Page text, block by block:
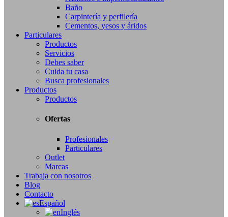
Baño
Carpintería y perfilería
Cementos, yesos y áridos
Particulares
Productos
Servicios
Debes saber
Cuida tu casa
Busca profesionales
Productos
Productos
Ofertas
Profesionales
Particulares
Outlet
Marcas
Trabaja con nosotros
Blog
Contacto
Español
Inglés